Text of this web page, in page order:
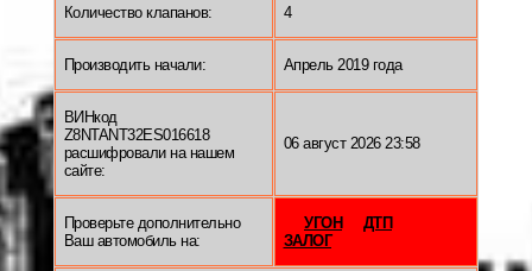
Количество клапанов: 4
Производить начали: Апрель 2019 года
ВИНкод
Z8NTANT32ES016618
расшифровали на нашем
сайте:
06 август 2026 23:58
Проверьте дополнительно
Ваш автомобиль на:
УГОН
ДТП
ЗАЛОГ